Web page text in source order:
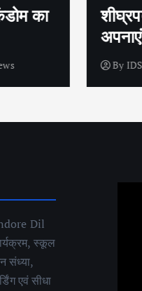
का
By
Dil
स्कूल
संध्या,
एवं सीधा